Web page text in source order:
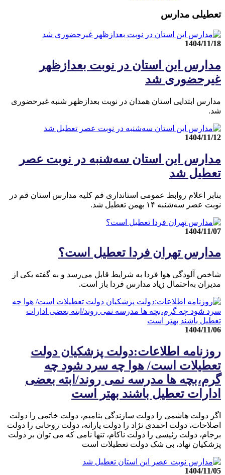
تعطیلی مدارس
1404/11/18
مدارس این استان در نوبت بعدازظهر
غیرحضوری شد
مدارس ابتدایی استان همدان در نوبت بعدازظهر شنبه غیرحضوری
شد.
1404/11/12
مدارس این استان سه‌شنبه در نوبت عصر
تعطیل شد
بنابر اعلام روابط عمومی استانداری قم کلیه مدارس استان قم در
نوبت عصر سه‌شنبه ۱۴ بهمن تعطیل شد.
1404/11/07
مدارس تهران فردا تعطیل است؟
شاخص آلودگی هوا فردا به شرایط قابل می‌رسد و به گفته یکی از
مدیران به‌احتمال زیاد مدارس فردا باز است.
1404/11/06
روزنامه اطلاعات:دولت پزشکیان دولت
تعطیلات است/ هوا چه سرد شود چه
گرم،بچه ها مدرسه نمی روند/ابته بعضی
ادارات تعطیل باشند بهتر است
اگر دولت هاشمی را دولت سازندگی بنامیم، دولت خاتمی را دولت
اصلاحات، دولت احمدی نژاد را دولت یارانه، دولت روحانی را دولت
برجام، دولت رئیسی را دولت ناکام، تنها نامی که می توان بر دولت
پزشکیان نهاد، بی شک دولت تعطیلات است
1404/11/05